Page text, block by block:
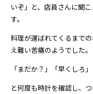
いぞ」と、店員さんに聞
す。
料理が運ばれてくるまで
え難い苦痛のようでした。
「まだか？」「早くしろ」
と何度も時計を確認し、